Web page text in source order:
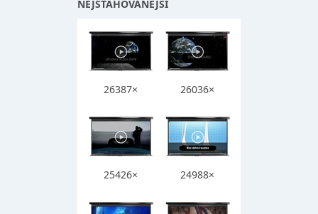
NEJSTAHOVANĚJŠÍ
26387× 26036×
25426× 24988×